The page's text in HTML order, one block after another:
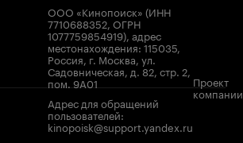
ООО «Кинопоиск» (ИНН
7710688352, ОГРН
1077759854919), адрес
местонахождения: 115035,
Россия, г. Москва, ул.
Садовническая, д. 82, стр. 2,
пом. 9А01
Адрес для обращений
пользователей:
kinopoisk@support.yandex.ru
Проект
компании